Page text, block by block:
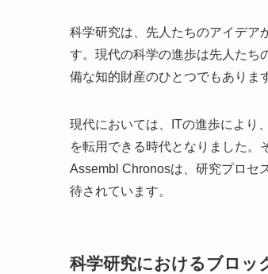
科学研究は、先人たちのアイデア
す。現代の科学の進歩は先人たち
備な知的財産のひとつでもありま
現代においては、ITの進歩により
を転用できる時代となりました。
Assembl Chronosは、研究プロセ
待されています。
科学研究におけるブロッ